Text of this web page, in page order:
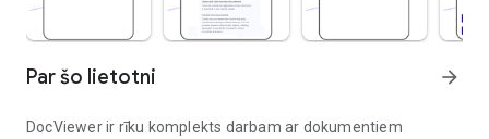
Par šo lietotni arrow_forward
DocViewer ir rīku komplekts darbam ar dokumentiem